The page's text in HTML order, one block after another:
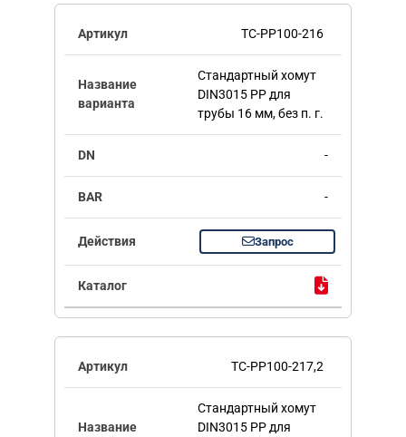
TC-PP100-216
Стандартный хомут
DIN3015 PP для
трубы 16 мм, без п. г.
-
-
Запрос
TC-PP100-217,2
Стандартный хомут
DIN3015 PP для